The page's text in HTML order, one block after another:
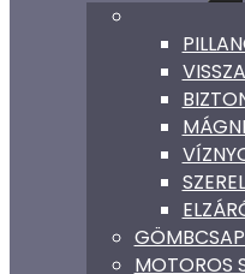
MOTOROS